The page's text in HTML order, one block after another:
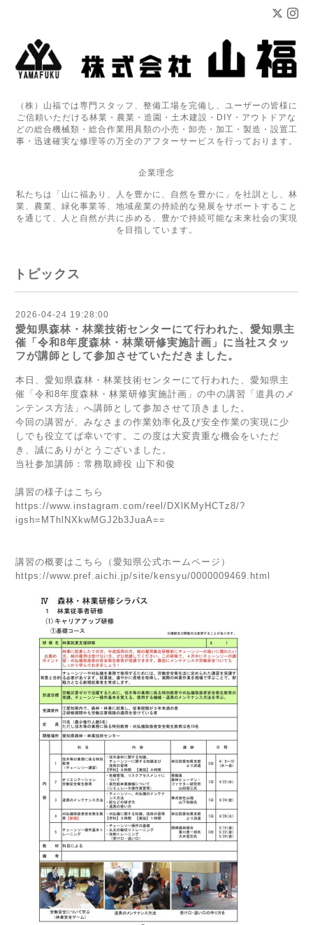
（株）山福では専門スタッフ、整備工場を完備し、ユーザーの皆様に
ご信頼いただける林業・農業・造園・土木建設・DIY・アウトドアな
どの総合機械類・総合作業用具類の小売・卸売・加工・製造・設置工
事・迅速確実な修理等の万全のアフターサービスを行っております。
企業理念
私たちは「山に福あり、人を豊かに、自然を豊かに」を社訓とし、林
業、農業、緑化事業等、地域産業の持続的な発展をサポートすること
を通じて、人と自然が共に歩める、豊かで持続可能な未来社会の実現
を目指しています。
トピックス
2026-04-24 19:28:00
愛知県森林・林業技術センターにて行われた、愛知県主
催「令和8年度森林・林業研修実施計画」に当社スタッ
フが講師として参加させていただきました。
本日、愛知県森林・林業技術センターにて行われた、愛知県主
催「令和8年度森林・林業研修実施計画」の中の講習「道具のメ
ンテンス方法」へ講師として参加させて頂きました。
今回の講習が、みなさまの作業効率化及び安全作業の実現に少
しでも役立てば幸いです。この度は大変貴重な機会をいただ
き、誠にありがとうございました。
当社参加講師：常務取締役 山下和俊
講習の様子はこちら
https://www.instagram.com/reel/DXlKMyHCTz8/?
igsh=MThlNXkwMGJ2b3JuaA==
講習の概要はこちら（愛知県公式ホームページ）
https://www.pref.aichi.jp/site/kensyu/0000009469.html